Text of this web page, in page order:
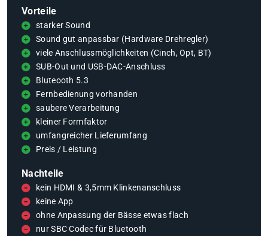
Vorteile
starker Sound
Sound gut anpassbar (Hardware Drehregler)
viele Anschlussmöglichkeiten (Cinch, Opt, BT)
SUB-Out und USB-DAC-Anschluss
Bluteooth 5.3
Fernbedienung vorhanden
saubere Verarbeitung
kleiner Formfaktor
umfangreicher Lieferumfang
Preis / Leistung
Nachteile
kein HDMI & 3,5mm Klinkenanschluss
keine App
ohne Anpassung der Bässe etwas flach
nur SBC Codec für Bluetooth